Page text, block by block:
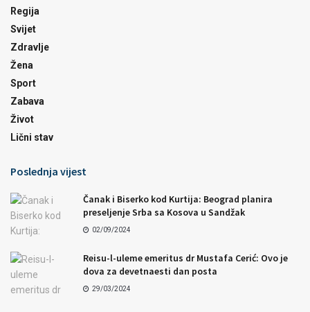
Regija
Svijet
Zdravlje
Žena
Sport
Zabava
Život
Lični stav
Poslednja vijest
Čanak i Biserko kod Kurtija: Beograd planira
preseljenje Srba sa Kosova u Sandžak
02/09/2024
Reisu-l-uleme emeritus dr Mustafa Cerić: Ovo je
dova za devetnaesti dan posta
29/03/2024